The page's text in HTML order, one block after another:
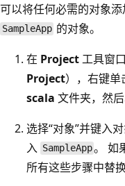
可以将任何必需的对象
SampleApp 的对象。
在 Project工具窗
Project），右键单
scala 文件夹，然
选择“对象”并键入
入 SampleApp。 如
所有这些步骤中替